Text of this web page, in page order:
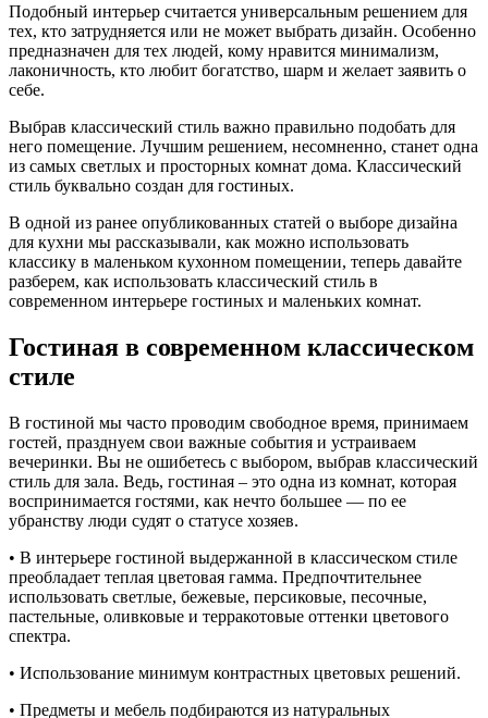
Подобный интерьер считается универсальным решением для
тех, кто затрудняется или не может выбрать дизайн. Особенно
предназначен для тех людей, кому нравится минимализм,
лаконичность, кто любит богатство, шарм и желает заявить о
себе.
Выбрав классический стиль важно правильно подобать для
него помещение. Лучшим решением, несомненно, станет одна
из самых светлых и просторных комнат дома. Классический
стиль буквально создан для гостиных.
В одной из ранее опубликованных статей о выборе дизайна
для кухни мы рассказывали, как можно использовать
классику в маленьком кухонном помещении, теперь давайте
разберем, как использовать классический стиль в
современном интерьере гостиных и маленьких комнат.
Гостиная в современном классическом
стиле
В гостиной мы часто проводим свободное время, принимаем
гостей, празднуем свои важные события и устраиваем
вечеринки. Вы не ошибетесь с выбором, выбрав классический
стиль для зала. Ведь, гостиная – это одна из комнат, которая
воспринимается гостями, как нечто большее — по ее
убранству люди судят о статусе хозяев.
• В интерьере гостиной выдержанной в классическом стиле
преобладает теплая цветовая гамма. Предпочтительнее
использовать светлые, бежевые, персиковые, песочные,
пастельные, оливковые и терракотовые оттенки цветового
спектра.
• Использование минимум контрастных цветовых решений.
• Предметы и мебель подбираются из натуральных